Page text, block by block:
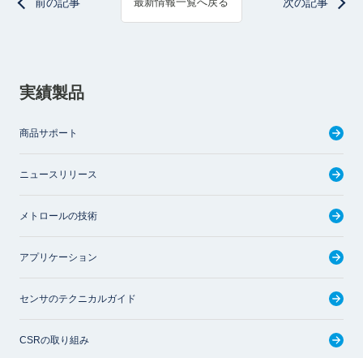
実績製品
商品サポート
ニュースリリース
メトロールの技術
アプリケーション
センサのテクニカルガイド
CSRの取り組み